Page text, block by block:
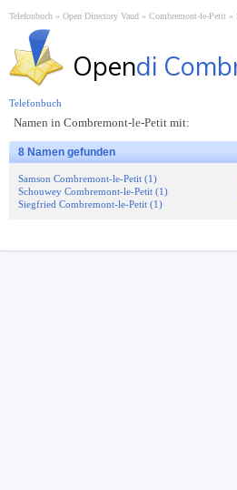
Telefonbuch Open Directory Vaud Combremont-le-Petit
Opendi
Namen in Combremont-le-Petit mit:
8 Namen gefunden
Samson Combremont-le-Petit (1)
Schouwey Combremont-le-Petit (1)
Siegfried Combremont-le-Petit (1)
Telefonbuch